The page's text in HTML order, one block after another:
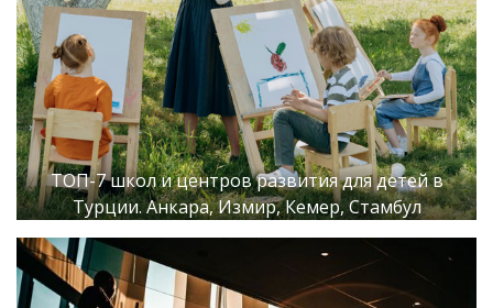
ТОП-7 школ и центров развития для детей в
Турции. Анкара, Измир, Кемер, Стамбул